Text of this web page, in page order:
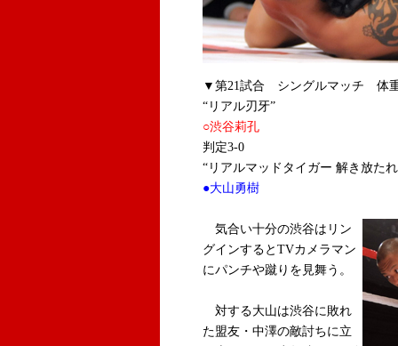
▼第21試合 シングルマッチ 体
“リアル刃牙”
○渋谷莉孔
判定3-0
“リアルマッドタイガー 解き放た
●大山勇樹
気合い十分の渋谷はリン
グインするとTVカメラマン
にパンチや蹴りを見舞う。
対する大山は渋谷に敗れ
た盟友・中澤の敵討ちに立